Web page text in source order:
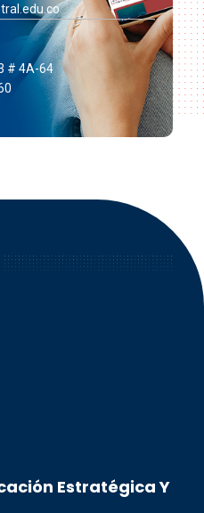
# 4A-64
Estratégica Y